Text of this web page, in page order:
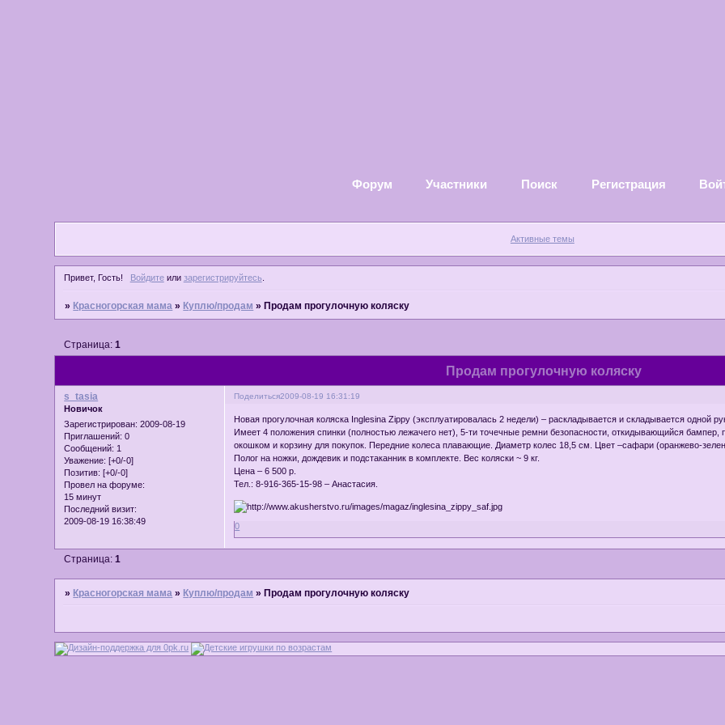
Форум Участники Поиск Регистрация
Активные темы
Привет, Гость! Войдитеили зарегистрируйтесь.
» Красногорская мама » Куплю/продам »Продам прогулочную коляску
Продам прогулочную коляску
Страница:1
Поделиться2009-08-19 16:31:19
s_tasia
Новичок
Зарегистрирован: 2009-08-19
Приглашений: 0
Сообщений: 1
Уважение: [+0/-0]
Позитив: [+0/-0]
Провел на форуме:
15 минут
Последний визит:
2009-08-19 16:38:49
Новая прогулочная коляска Inglesina Zippy (эксплуатировалась 2 недели) – раскладывается и складывается одной
Имеет 4 положения спинки (полностью лежачего нет), 5-ти точечные ремни безопасности, откидывающийся
окошком и корзину для покупок. Передние колеса плавающие. Диаметр колес 18,5 см. Цвет –сафари (оранжево-
Полог на ножки, дождевик и подстаканник в комплекте. Вес коляски ~ 9 кг.
Цена – 6 500 р.
Тел.: 8-916-365-15-98 – Анастасия.
0
Страница:1
» Красногорская мама » Куплю/продам »Продам прогулочную коляску